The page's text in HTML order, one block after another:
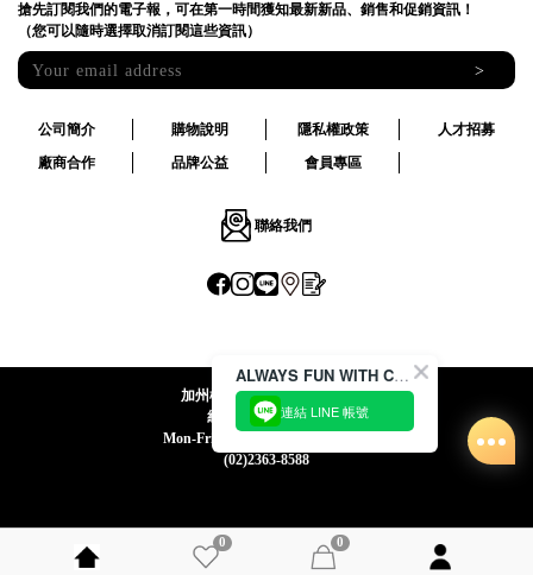
0 0
搶先訂閱我們的電子報，可在第一時間獲知最新新品、銷售和促銷資訊！
（您可以隨時選擇取消訂閱這些資訊）
>
公司簡介 購物說明 隱私權政策
人才招募
廠商合作
品牌公益 會員專區
聯絡我們
加州椰子國際股份有限公司
統一編號:24492069
Mon-Fri 09:00-12:30 / 13:30-18:00
(02)2363-8588
ALWAYS FUN WITH CACO !
連結 LINE 帳號